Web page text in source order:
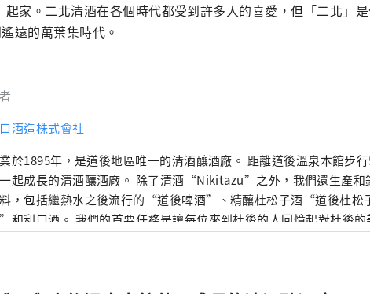
家。二北清酒在各個時代都受到許多人的喜愛，但「二北」
遠的萬葉集時代。
酒造株式會社
於1895年，是道後地區唯一的清酒釀酒廠。 距離道後溫泉本館步
起成長的清酒釀酒廠。 除了清酒“Nikitazu”之外，我們還生產和
，包括繼熱水之後流行的“道後啤酒”、精釀杜松子酒“道後杜
和利口酒。 我們的首要任務是讓每位來到杜後的人回憶起對杜後
酒精連結「人與人」、「人與物」。